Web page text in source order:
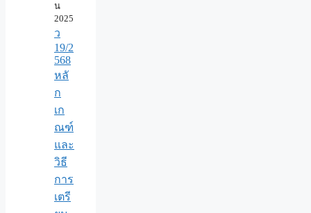
น
2025
ว
19/2
568
หลั
ก
เก
ณฑ์
และ
วิธี
การ
เตรี